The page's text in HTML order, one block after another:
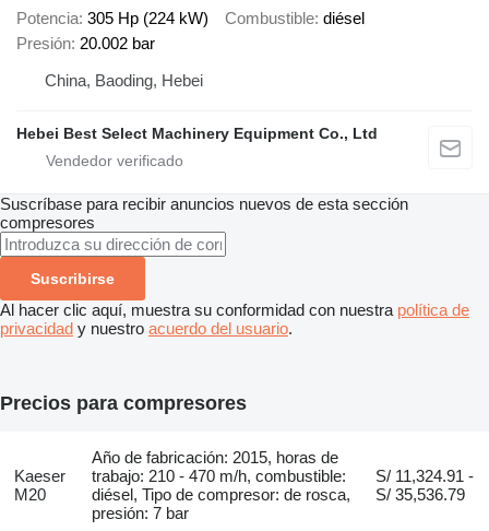
Potencia 305 Hp (224 kW) Combustible diésel
Presión 20.002 bar
China, Baoding, Hebei
Hebei Best Select Machinery Equipment Co., Ltd
Suscríbase para recibir anuncios nuevos de esta sección
compresores
Suscribirse
Al hacer clic aquí, muestra su conformidad con nuestra política de
privacidad y nuestro acuerdo del usuario.
Precios para compresores
Kaeser
M20
Año de fabricación: 2015, horas de
trabajo: 210 - 470 m/h, combustible:
diésel, Tipo de compresor: de rosca,
presión: 7 bar
S/ 11,324.91 -
S/ 35,536.79